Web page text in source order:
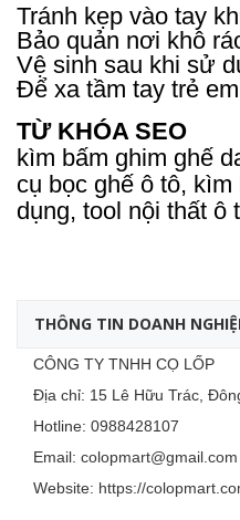
Tránh kẹp vào tay
Bảo quản nơi khô
Vệ sinh sau khi sử
Để xa tầm tay trẻ em
TỪ KHÓA SEO
kìm bấm ghim ghế
cụ bọc ghế ô tô,
dụng, tool nội thất ô
THÔNG TIN DOANH
CÔNG TY TNHH CỌ LỐP
Địa chỉ: 15 Lê Hữu Trác,
Hotline: 0988428107
Email: colopmart@gmail.com
Website: https://